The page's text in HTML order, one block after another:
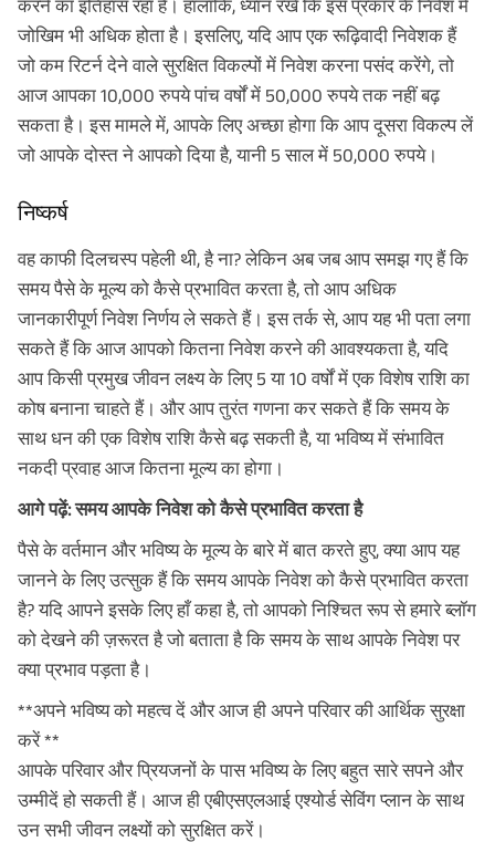
करने का इतिहास रहा है। हालाँकि, ध्यान रखें कि इस प्रकार के निवेश में
जोखिम भी अधिक होता है। इसलिए, यदि आप एक रूढ़िवादी निवेशक हैं
जो कम रिटर्न देने वाले सुरक्षित विकल्पों में निवेश करना पसंद करेंगे, तो
आज आपका 10,000 रुपये पांच वर्षों में 50,000 रुपये तक नहीं बढ़
सकता है। इस मामले में, आपके लिए अच्छा होगा कि आप दूसरा विकल्प लें
जो आपके दोस्त ने आपको दिया है, यानी 5 साल में 50,000 रुपये।
निष्कर्ष
वह काफी दिलचस्प पहेली थी, है ना? लेकिन अब जब आप समझ गए हैं कि
समय पैसे के मूल्य को कैसे प्रभावित करता है, तो आप अधिक
जानकारीपूर्ण निवेश निर्णय ले सकते हैं। इस तर्क से, आप यह भी पता लगा
सकते हैं कि आज आपको कितना निवेश करने की आवश्यकता है, यदि
आप किसी प्रमुख जीवन लक्ष्य के लिए 5 या 10 वर्षों में एक विशेष राशि का
कोष बनाना चाहते हैं। और आप तुरंत गणना कर सकते हैं कि समय के
साथ धन की एक विशेष राशि कैसे बढ़ सकती है, या भविष्य में संभावित
नकदी प्रवाह आज कितना मूल्य का होगा।
आगे पढ़ें: समय आपके निवेश को कैसे प्रभावित करता है
पैसे के वर्तमान और भविष्य के मूल्य के बारे में बात करते हुए, क्या आप यह
जानने के लिए उत्सुक हैं कि समय आपके निवेश को कैसे प्रभावित करता
है? यदि आपने इसके लिए हाँ कहा है, तो आपको निश्चित रूप से हमारे ब्लॉग
को देखने की ज़रूरत है जो बताता है कि समय के साथ आपके निवेश पर
क्या प्रभाव पड़ता है।
**अपने भविष्य को महत्व दें और आज ही अपने परिवार की आर्थिक सुरक्षा
करें **
आपके परिवार और प्रियजनों के पास भविष्य के लिए बहुत सारे सपने और
उम्मीदें हो सकती हैं। आज ही एबीएसएलआई एश्योर्ड सेविंग प्लान के साथ
उन सभी जीवन लक्ष्यों को सुरक्षित करें।